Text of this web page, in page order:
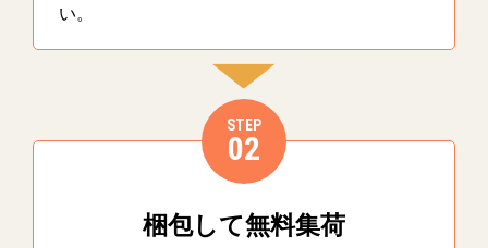
い。
STEP
02
梱包して無料集荷